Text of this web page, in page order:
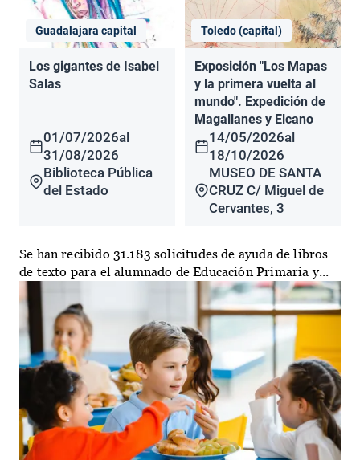
Guadalajara capital
Los gigantes de Isabel
Salas
01/07/2026al
31/08/2026
Biblioteca Pública
del Estado
Toledo (capital)
Exposición "Los Mapas
y la primera vuelta al
mundo". Expedición de
Magallanes y Elcano
14/05/2026al
18/10/2026
MUSEO DE SANTA
CRUZ C/ Miguel de
Cervantes, 3
Se han recibido 31.183 solicitudes de ayuda de libros
de texto para el alumnado de Educación Primaria y...